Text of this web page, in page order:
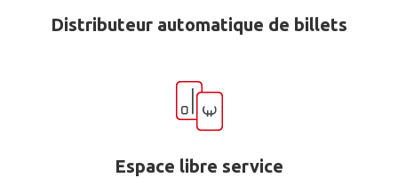
Distributeur automatique de billets
Espace libre service